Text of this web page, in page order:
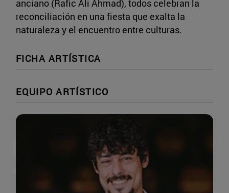
anciano (Rafic Ali Ahmad), todos celebran la
reconciliación en una fiesta que exalta la
naturaleza y el encuentro entre culturas.
FICHA ARTÍSTICA
EQUIPO ARTÍSTICO